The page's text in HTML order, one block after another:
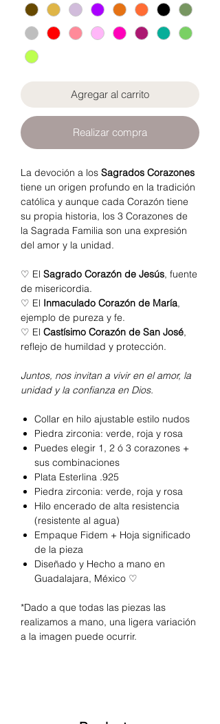
Agregar al carrito
Realizar compra
La devoción a los Sagrados Corazones
tiene un origen profundo en la tradición
católica y aunque cada Corazón tiene
su propia historia, los 3 Corazones de
la Sagrada Familia son una expresión
del amor y la unidad.
♡ El Sagrado Corazón de Jesús, fuente
de misericordia.
♡ El Inmaculado Corazón de María,
ejemplo de pureza y fe.
♡ El Castísimo Corazón de San José,
reflejo de humildad y protección.
Juntos, nos invitan a vivir en el amor, la
unidad y la confianza en Dios.
Collar en hilo ajustable estilo nudos
Piedra zirconia: verde, roja y rosa
Puedes elegir 1, 2 ó 3 corazones +
sus combinaciones
Plata Esterlina .925
Piedra zirconia: verde, roja y rosa
Hilo encerado de alta resistencia
(resistente al agua)
Empaque Fidem + Hoja significado
de la pieza
Diseñado y Hecho a mano en
Guadalajara, México ♡
*Dado a que todas las piezas las
realizamos a mano, una ligera variación
a la imagen puede ocurrir.